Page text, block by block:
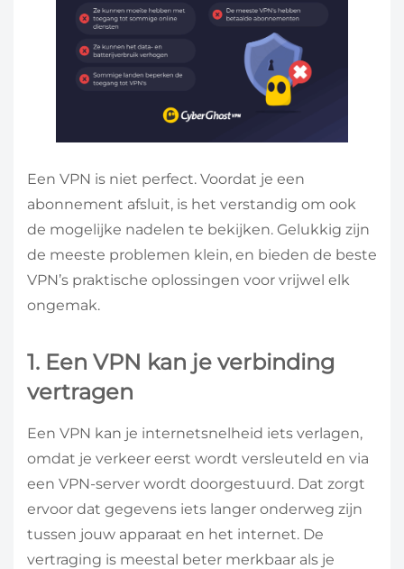
Een VPN is niet perfect. Voordat je een
abonnement afsluit, is het verstandig om ook
de mogelijke nadelen te bekijken. Gelukkig zijn
de meeste problemen klein, en bieden de beste
VPN’s praktische oplossingen voor vrijwel elk
ongemak.
1. Een VPN kan je verbinding
vertragen
Een VPN kan je internetsnelheid iets verlagen,
omdat je verkeer eerst wordt versleuteld en via
een VPN-server wordt doorgestuurd. Dat zorgt
ervoor dat gegevens iets langer onderweg zijn
tussen jouw apparaat en het internet. De
vertraging is meestal beter merkbaar als je